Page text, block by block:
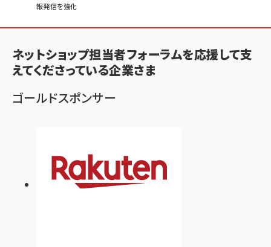
く
ず
報発信を強化
ネットショップ担当者フォーラムを応援して支
えてくださっている企業さま
ゴールドスポンサー